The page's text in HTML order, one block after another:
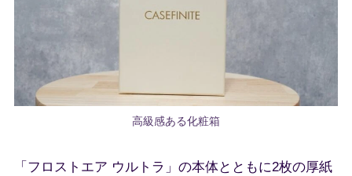
高級感ある化粧箱
「フロストエア ウルトラ」の本体とともに2枚の厚紙